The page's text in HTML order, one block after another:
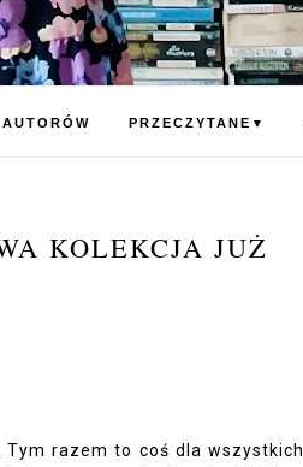
PRZECZYTANE ▼
KOLEKCJA JUŻ
Tym razem to coś dla wszystkich